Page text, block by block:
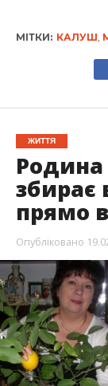
МІТКИ: КАЛУШ
ЖИТТЯ
збирає
прямо
Опубліковано